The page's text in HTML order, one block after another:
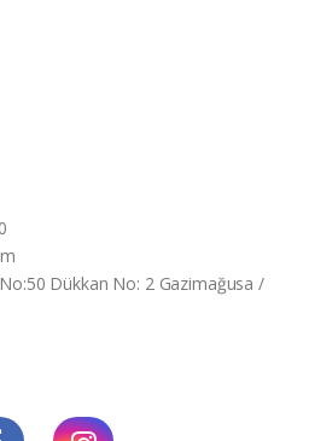
Dükkan No: 2 Gazimağusa /